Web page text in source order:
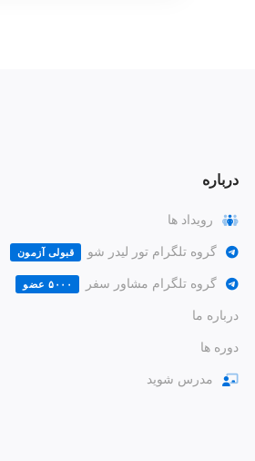
درباره
رویداد ها
گروه تلگرام تور لیدر شو قبولی آزمون
گروه تلگرام مشاور سفر ۵۰۰۰ عضو
درباره ما
دوره ها
مدرس شوید